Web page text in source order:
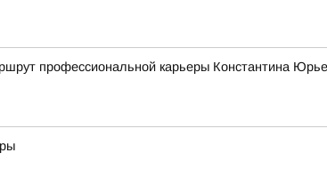
профессиональной карьеры Константина